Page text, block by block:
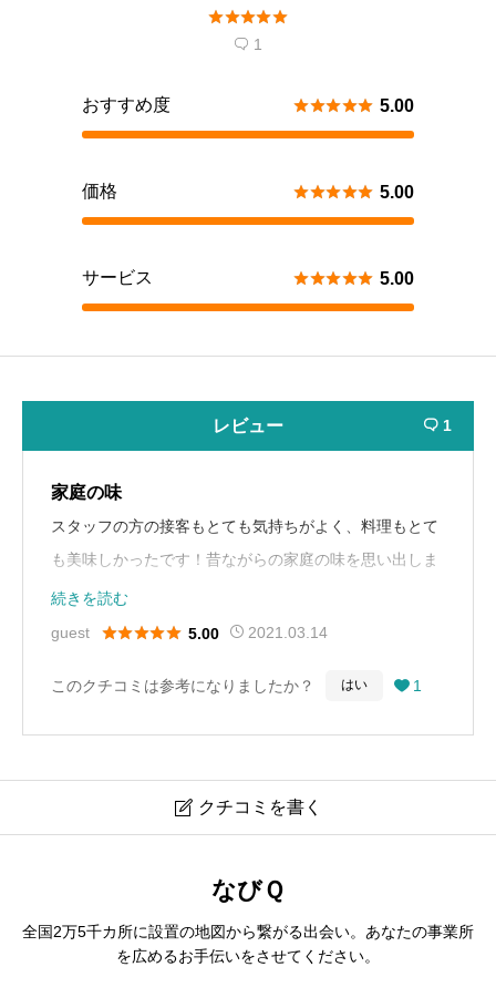

 1
おすすめ度  5.00
価格  5.00
サービス  5.00
レビュー  1
家庭の味
スタッフの方の接客もとても気持ちがよく、料理もとて
も美味しかったです！昔ながらの家庭の味を思い出しま
す。
続きを読む
guest
 5.00 2021.03.14
このクチコミは参考になりましたか？ はい  1
 クチコミを書く
ニックネーム 必須
なびＱ
全国2万5千カ所に設置の地図から繋がる出会い。あなたの事業所
を広めるお手伝いをさせてください。